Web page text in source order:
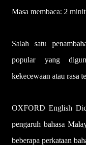
Masa membaca: 2 minit
Salah satu
popular yang
kekecewaan atau rasa
OXFORD English
pengaruh bahasa
beberapa perkataan